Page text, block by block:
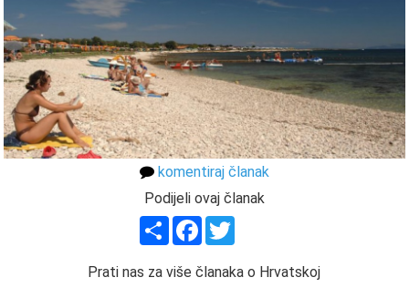
komentiraj članak
Podijeli ovaj članak
ShareFacebook
Prati nas za više članaka o Hrvatskoj